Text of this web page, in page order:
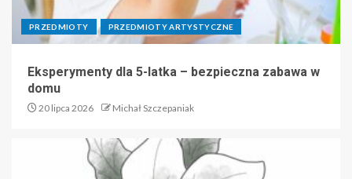
PRZEDMIOTY PRZEDMIOTY ARTYSTYCZNE
Eksperymenty dla 5-latka – bezpieczna zabawa w
domu
20 lipca 2026 Michał Szczepaniak